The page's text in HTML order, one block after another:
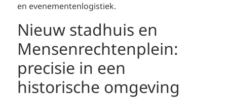
en evenementenlogistiek.
Nieuw stadhuis en
Mensenrechtenplein:
precisie in een
historische omgeving